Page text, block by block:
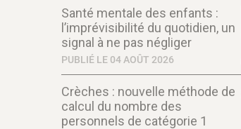
Santé mentale des enfants :
l’imprévisibilité du quotidien, un
signal à ne pas négliger
PUBLIÉ LE 04 AOÛT 2026
Crèches : nouvelle méthode de
calcul du nombre des
personnels de catégorie 1